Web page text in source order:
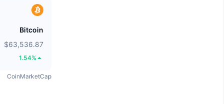
Bitcoin
$63,536.87
1.54%
CoinMarketCap